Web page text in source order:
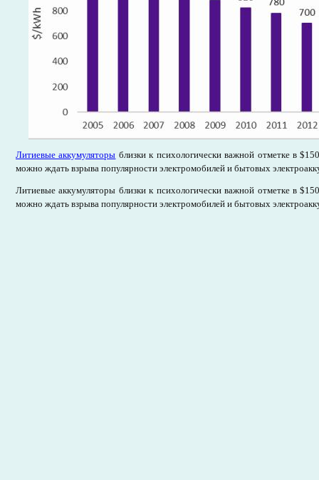
Литиевые аккумуляторы близки к психологически важной отметке в
можно ждать взрыва популярности электромобилей и бытовых
Литиевые аккумуляторы близки к психологически важной отметке в
можно ждать взрыва популярности электромобилей и бытовых